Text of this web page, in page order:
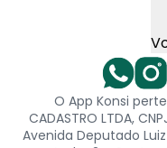
O App Konsi
CADASTRO LTDA,
Avenida Deputado